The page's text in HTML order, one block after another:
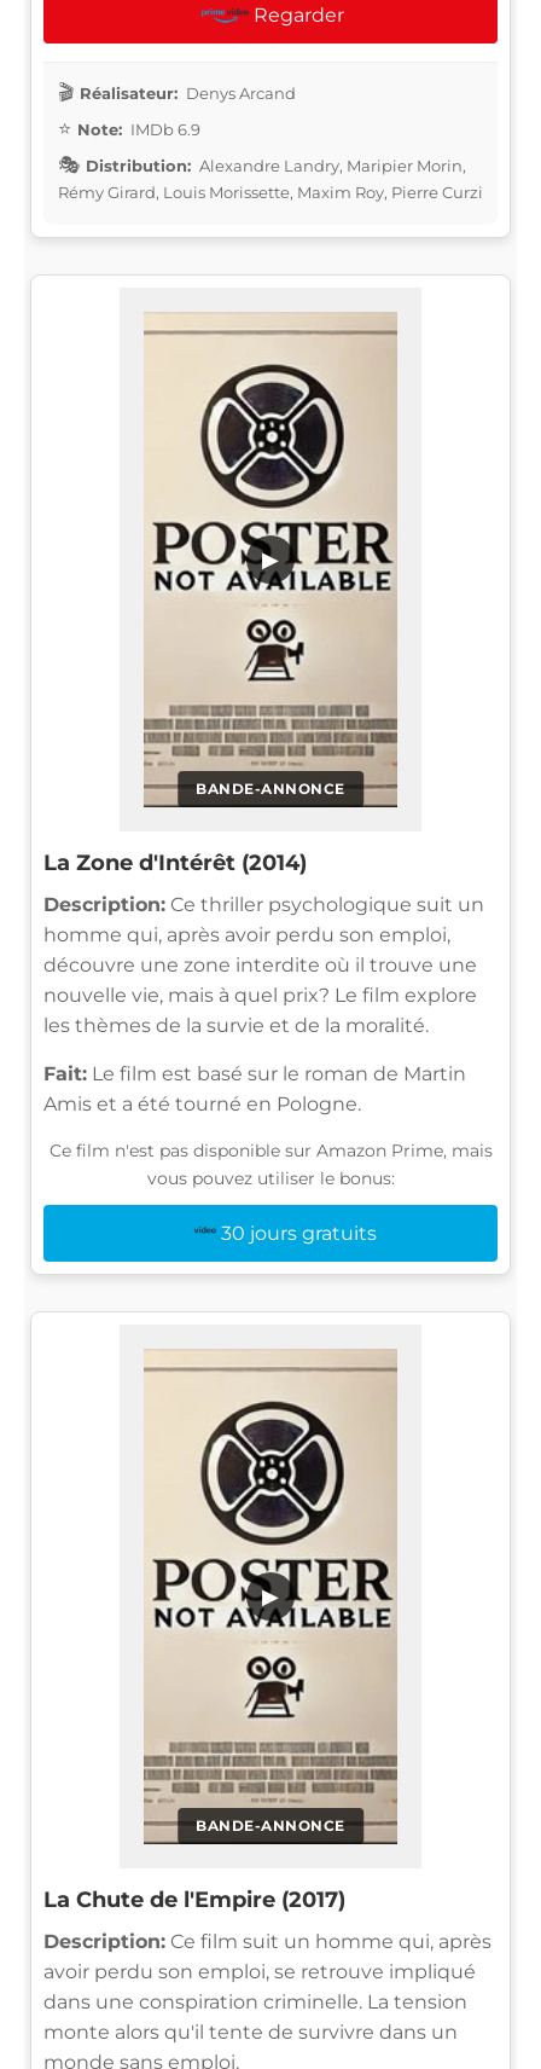
Regarder
Réalisateur: Denys Arcand
Note: IMDb 6.9
Distribution: Alexandre Landry, Maripier Morin,
Rémy Girard, Louis Morissette, Maxim Roy, Pierre Curzi
BANDE-ANNONCE
▶
La Zone d'Intérêt (2014)
Description: Ce thriller psychologique suit un
homme qui, après avoir perdu son emploi,
découvre une zone interdite où il trouve une
nouvelle vie, mais à quel prix? Le film explore
les thèmes de la survie et de la moralité.
Fait: Le film est basé sur le roman de Martin
Amis et a été tourné en Pologne.
Ce film n'est pas disponible sur Amazon Prime, mais
vous pouvez utiliser le bonus:
30 jours gratuits
BANDE-ANNONCE
▶
La Chute de l'Empire (2017)
Description: Ce film suit un homme qui, après
avoir perdu son emploi, se retrouve impliqué
dans une conspiration criminelle. La tension
monte alors qu'il tente de survivre dans un
monde sans emploi.